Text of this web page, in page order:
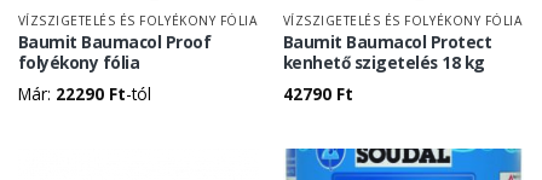
VÍZSZIGETELÉS ÉS FOLYÉKONY FÓLIA
Baumit Baumacol Proof
folyékony fólia
Már: 22290 Ft-tól
VÍZSZIGETELÉS ÉS FOLYÉKONY FÓLIA
Baumit Baumacol Protect
kenhető szigetelés 18 kg
42790 Ft